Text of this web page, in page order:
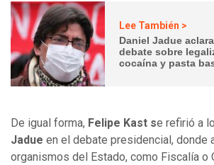
Lee También >
Daniel Jadue
debate sobre
cocaína y pasta
De igual forma, Felipe Kast se refirió a
Jadue en el debate presidencial, donde
organismos del Estado, como Fiscalía o